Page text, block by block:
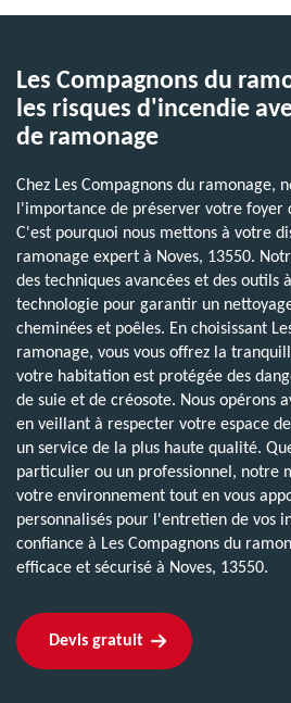
Les Compagnons du
les risques d'incendie
de ramonage
Chez Les Compagnons du ramonage,
l'importance de préserver votre foyer
C'est pourquoi nous mettons à votre
ramonage expert à Noves, 13550.
des techniques avancées et des outils
technologie pour garantir un
cheminées et poêles. En choisissant
ramonage, vous vous offrez la
votre habitation est protégée des
de suie et de créosote. Nous opérons
en veillant à respecter votre espace
un service de la plus haute qualité.
particulier ou un professionnel, notre
votre environnement tout en vous
personnalisés pour l'entretien de vos
confiance à Les Compagnons du
efficace et sécurisé à Noves, 13550.
Devis gratuit